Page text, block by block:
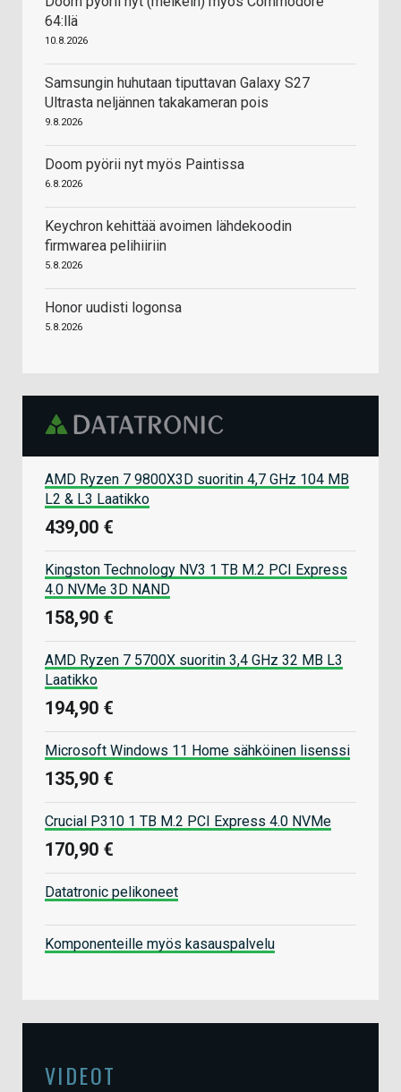
64:llä
10.8.2026
Samsungin huhutaan tiputtavan Galaxy S27
Ultrasta neljännen takakameran pois
9.8.2026
Doom pyörii nyt myös Paintissa
6.8.2026
Keychron kehittää avoimen lähdekoodin
firmwarea pelihiiriin
5.8.2026
Honor uudisti logonsa
5.8.2026
AMD Ryzen 7 9800X3D suoritin 4,7 GHz 104 MB
L2 & L3 Laatikko
439,00 €
Kingston Technology NV3 1 TB M.2 PCI Express
4.0 NVMe 3D NAND
158,90 €
AMD Ryzen 7 5700X suoritin 3,4 GHz 32 MB L3
Laatikko
194,90 €
Microsoft Windows 11 Home sähköinen lisenssi
135,90 €
Crucial P310 1 TB M.2 PCI Express 4.0 NVMe
170,90 €
Datatronic pelikoneet
Komponenteille myös kasauspalvelu
VIDEOT